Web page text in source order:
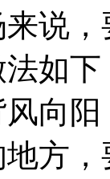
说
如
向
方